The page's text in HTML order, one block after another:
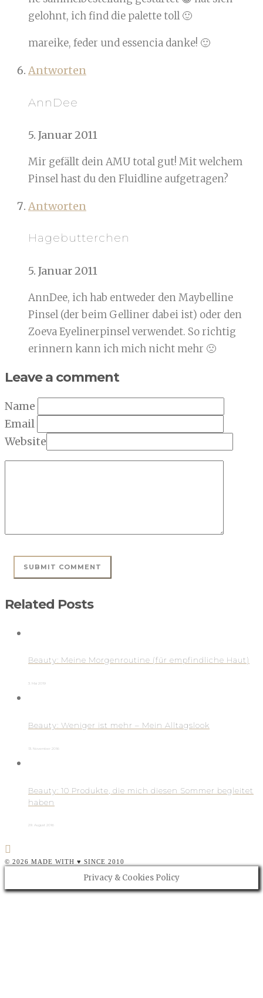
gelohnt, ich find die palette toll 🙂
mareike, feder und essencia danke! 🙂
Antworten
AnnDee
5. Januar 2011
Mir gefällt dein AMU total gut! Mit welchem
Pinsel hast du den Fluidline aufgetragen?
Antworten
Hagebutterchen
5. Januar 2011
AnnDee, ich hab entweder den Maybelline
Pinsel (der beim Gelliner dabei ist) oder den
Zoeva Eyelinerpinsel verwendet. So richtig
erinnern kann ich mich nicht mehr 🙁
Leave a comment
Name
Email
Website
Related Posts
Beauty: Meine Morgenroutine (für empfindliche Haut)
3. Mai 2019
Beauty: Weniger ist mehr – Mein Alltagslook
13. November 2016
Beauty: 10 Produkte, die mich diesen Sommer begleitet
haben
29. August 2016
© 2026 MADE WITH ♥ SINCE 2010
Privacy & Cookies Policy